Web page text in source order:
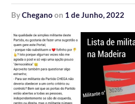
byChegano on 1 de Junho, 2022